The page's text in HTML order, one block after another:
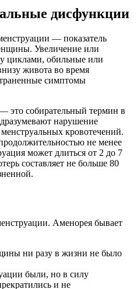
дисфункции
— показатель
Увеличение или
циклами, обильные или
живота во время
симптомы
это собирательный термин в
нарушение
кровотечений.
не менее
может длиться от 2 до 7
составляет не больше 80
Аменорея бывает
ни разу в жизни не было
были, но в силу
и не